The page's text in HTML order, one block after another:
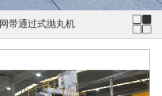
网带通过式抛丸机